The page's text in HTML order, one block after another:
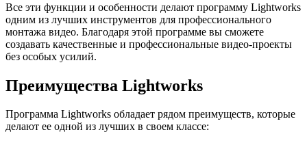
Все эти функции и особенности делают программу Lightworks
одним из лучших инструментов для профессионального
монтажа видео. Благодаря этой программе вы сможете
создавать качественные и профессиональные видео-проекты
без особых усилий.
Преимущества Lightworks
Программа Lightworks обладает рядом преимуществ, которые
делают ее одной из лучших в своем классе: